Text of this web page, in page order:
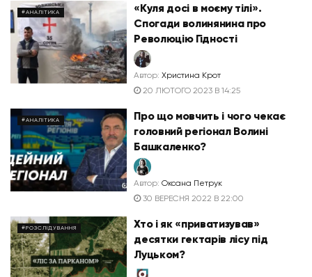
#АНАЛІТИКА
«Куля досі в моєму тілі».
Спогади волинянина про
Революцію Гідності
Автор: Христина Крот
20 ЛЮТОГО 2023 В 14:25
#АНАЛІТИКА
Про що мовчить і чого чекає
головний регіонал Волині
Башкаленко?
Автор: Оксана Петрук
30 ВЕРЕСНЯ 2022 В 22:00
#РОЗСЛІДУВАННЯ
Хто і як «приватизував»
десятки гектарів лісу під
Луцьком?